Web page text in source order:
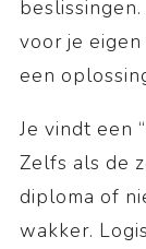
voor je
een
Je vindt een
Zelfs als de
diploma of
wakker.